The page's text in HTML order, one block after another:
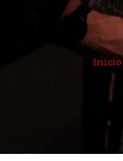
Início